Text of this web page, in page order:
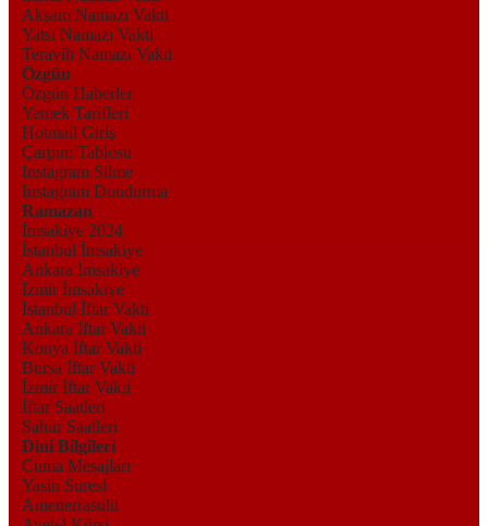
Akşam Namazı Vakti
Yatsı Namazı Vakti
Teravih Namazı Vakti
Özgün
Özgün Haberler
Yemek Tarifleri
Hotmail Giriş
Çarpım Tablosu
Instagram Silme
Instagram Dondurma
Ramazan
İmsakiye 2024
İstanbul İmsakiye
Ankara İmsakiye
İzmir İmsakiye
İstanbul İftar Vakti
Ankara İftar Vakti
Konya İftar Vakti
Bursa İftar Vakti
İzmir İftar Vakti
İftar Saatleri
Sahur Saatleri
Dini Bilgileri
Cuma Mesajları
Yasin Suresi
Amenerrasulü